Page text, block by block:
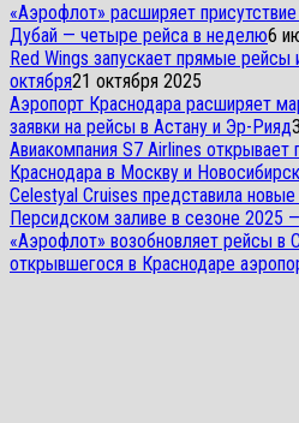
«Аэрофлот» расширяет
Дубай — четыре рейса в неделю6
Red Wings запускает прямые
октября21 октября 2025
Аэропорт Краснодара расширяет
заявки на рейсы в Астану и Эр-Рияд
Авиакомпания S7 Airlines открывает
Краснодара в Москву и Новосибирск
Celestyal Cruises представила
Персидском заливе в сезоне 2025
«Аэрофлот» возобновляет рейсы в
открывшегося в Краснодаре